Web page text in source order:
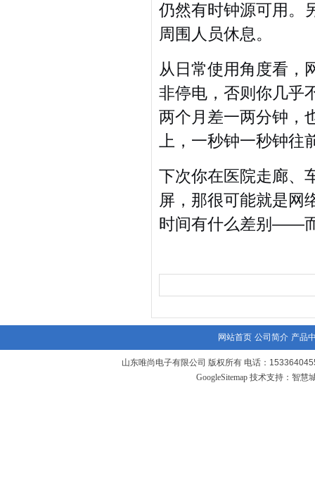
仍然有时钟源可用。
周围人员休息。
从日常使用角度看，
非停电，否则你几乎
两个月差一两分钟，
上，一秒钟一秒钟往
下次你在医院走廊、
屏，那很可能就是网
时间有什么差别——
网站首页 公司简介 产品
山东唯尚电子有限公司 版权所有 电话：
GoogleSitemap技术支持： 智慧